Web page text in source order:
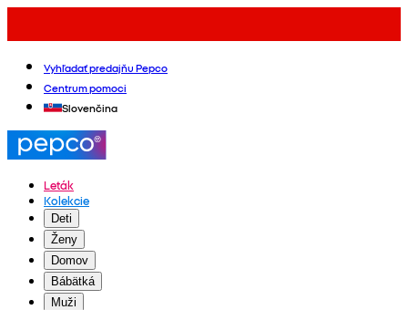
Vyhľadať predajňu Pepco
Centrum pomoci
Slovenčina
Leták
Kolekcie
Deti
Ženy
Domov
Bábätká
Muži